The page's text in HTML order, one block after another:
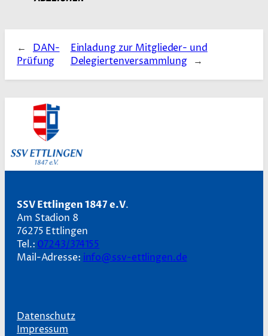
←
DAN-
Prüfung
Einladung zur Mitglieder- und
Delegiertenversammlung
→
SSV Ettlingen 1847 e.V.
Am Stadion 8
76275 Ettlingen
Tel.: 07243/374155
Mail-Adresse: info@ssv-ettlingen.de
Datenschutz
Impressum